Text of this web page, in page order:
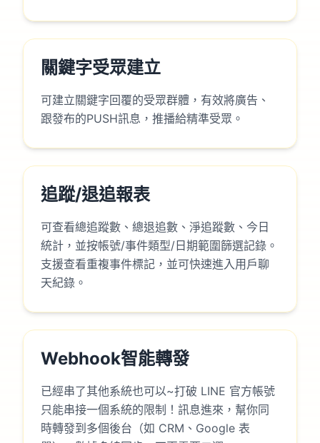
關鍵字受眾建立
可建立關鍵字回覆的受眾群體，有效將廣告、
跟發布的PUSH訊息，推播給精準受眾。
追蹤/退追報表
可查看總追蹤數、總退追數、淨追蹤數、今日
統計，並按帳號/事件類型/日期範圍篩選記錄。
支援查看重複事件標記，並可快速進入用戶聊
天紀錄。
Webhook智能轉發
已經串了其他系統也可以~打破 LINE 官方帳號
只能串接一個系統的限制！訊息進來，幫你同
時轉發到多個後台（如 CRM、Google 表